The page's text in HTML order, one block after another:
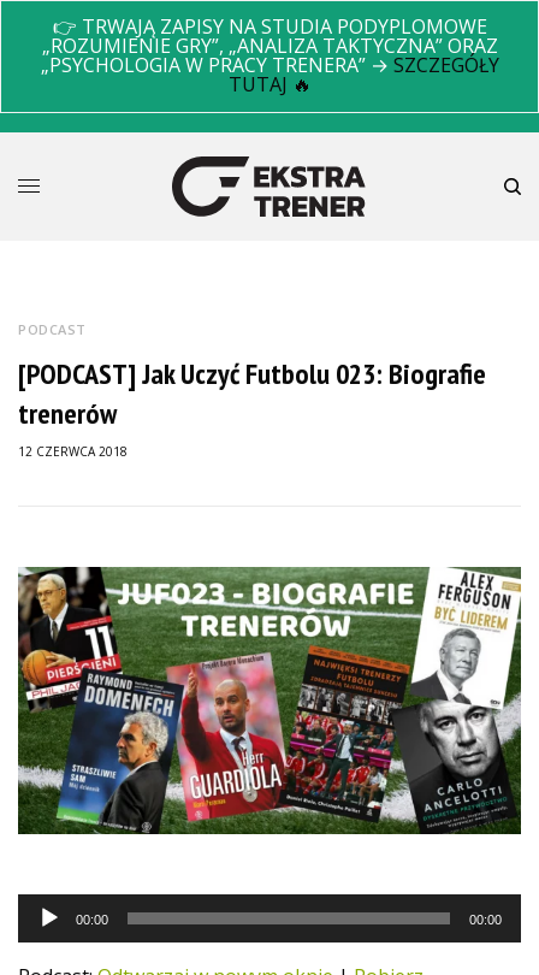
👉 TRWAJĄ ZAPISY NA STUDIA PODYPLOMOWE
„ROZUMIENIE GRY”, „ANALIZA TAKTYCZNA” ORAZ
„PSYCHOLOGIA W PRACY TRENERA” → SZCZEGÓŁY
TUTAJ 🔥
PODCAST
[PODCAST] Jak Uczyć Futbolu 023: Biografie
trenerów
12 CZERWCA 2018
d
t
00:00 00:00